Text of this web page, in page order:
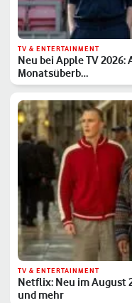
TV & ENTERTAINMENT
Neu bei Apple TV
Monatsüberb…
TV & ENTERTAINMENT
Netflix: Neu im August
und mehr